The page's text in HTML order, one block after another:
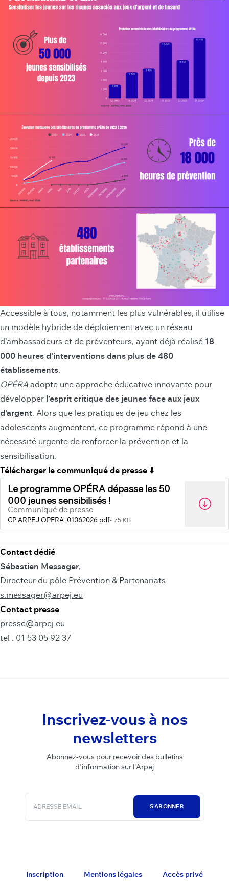
Accessible à tous, notamment les plus vulnérables, il utilise
un modèle hybride de déploiement avec un réseau
d’ambassadeurs et de préventeurs, ayant déjà réalisé 18
000 heures d’interventions dans plus de 480
établissements
OPÉRA adopte une approche éducative innovante pour
développer l’esprit critique des jeunes face aux jeux
d’argent . Alors que les pratiques de jeu chez les
adolescents augmentent, ce programme répond à une
nécessité urgente de renforcer la prévention et la
sensibilisation.
Télécharger le communiqué de presse ⬇️
Le programme OPÉRA dépasse les 50
000 jeunes sensibilisés !
Communiqué de presse
CP ARPEJ OPERA_01062026.pdf 75 KB
Contact dédié
Sébastien Messager,
Directeur du pôle Prévention & Partenariats
s.messager@arpej.eu
Contact presse
presse@arpej.eu
tel : 01 53 05 92 37
Inscrivez-vous à nos
newsletters
Abonnez-vous pour recevoir des bulletins
d'information sur l'Arpej
S'ABONNER
Inscription Mentions légales Accès privé